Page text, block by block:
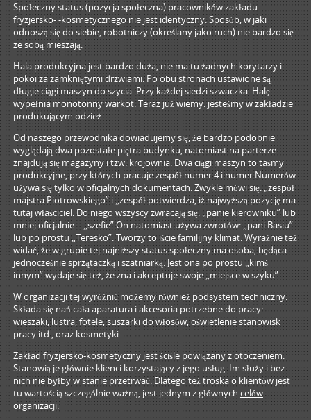
Społeczny status (pozycja społeczna) pracowników zakładu
fryzjersko- -kosmetycznego nie jest identyczny. Sposób, w jaki
odnoszą się do siebie, robotniczy (określany jako ruch) nie bardzo się
ze sobą mieszają.
Hala produkcyjna jest bardzo duża, nie ma tu żadnych korytarzy i
pokoi za zamkniętymi drzwiami. Po obu stronach ustawione są
długie ciągi maszyn do szycia. Przy każdej siedzi szwaczka. Halę
wypełnia monotonny warkot. Teraz już wiemy: jesteśmy w zakładzie
produkującym odzież.
Od naszego przewodnika dowiadujemy się, że bardzo podobnie
wyglądają dwa pozostałe piętra budynku, natomiast na parterze
znajdują się magazyny i tzw. krojownia. Dwa ciągi maszyn to taśmy
produkcyjne, przy których pracuje zespół numer 4 i numer Numerów
używa się tylko w oficjalnych dokumentach. Zwykle mówi się: „zespół
majstra Piotrowskiego” i „zespół potwierdza, iż najwyższą pozycję ma
tutaj właściciel. Do niego wszyscy zwracają się: „panie kierowniku” lub
mniej oficjalnie – „szefie” On natomiast używa zwrotów: „pani Basiu”
lub po prostu „Teresko”. Tworzy to iście familijny klimat. Wyraźnie też
widać, że w grupie tej najniższy status społeczny ma osoba, będąca
jednocześnie sprzątaczką i szatniarką. Jest ona po prostu „kimś
innym” wydaje się też, że zna i akceptuje swoje „miejsce w szyku”.
W organizacji tej wyróżnić możemy również podsystem techniczny.
Składa się nań cała aparatura i akcesoria potrzebne do pracy:
wieszaki, lustra, fotele, suszarki do włosów, oświetlenie stanowisk
pracy itd., oraz kosmetyki.
Zakład fryzjersko-kosmetyczny jest ściśle powiązany z otoczeniem.
Stanowią je głównie klienci korzystający z jego usług. Im służy i bez
nich nie byłby w stanie przetrwać. Dlatego też troska o klientów jest
tu wartością szczególnie ważną, jest jednym z głównychcelów
organizacji.